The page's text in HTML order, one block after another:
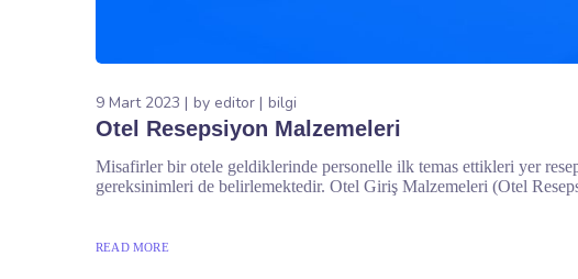
9 Mart 2023 by editor bilgi
Otel Resepsiyon Malzemeleri
Misafirler bir otele geldiklerinde personelle ilk temas ettikleri yer
gereksinimleri de belirlemektedir. Otel Giriş Malzemeleri (Otel
READ MORE